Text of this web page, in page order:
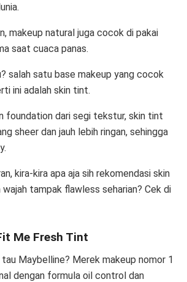
makeup natural juga cocok di pakai
saat cuaca panas.
salah satu base makeup yang cocok
ini adalah skin tint.
foundation dari segi tekstur, skin tint
sheer dan jauh lebih ringan, sehingga
kira-kira apa aja sih rekomendasi skin
tampak flawless seharian? Cek di
Me Fresh Tint
tau Maybelline? Merek makeup nomor 1
dengan formula oil control dan